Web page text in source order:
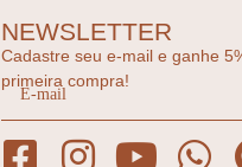
NEWSLETTER
Cadastre seu e-mail e ganhe
primeira compra!